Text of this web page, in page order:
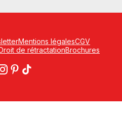
Mentions légalesCGV
de rétractationBrochures